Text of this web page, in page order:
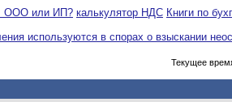
ООО или ИП? калькулятор НДС Книги по
используются в спорах о взыскании
Текущее